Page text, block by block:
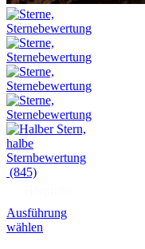
(845)
Ausführung
wählen